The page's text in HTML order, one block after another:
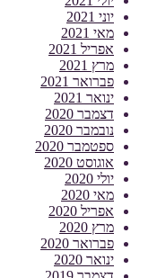
יוני 2021
מאי 2021
אפריל 2021
מרץ 2021
פברואר 2021
ינואר 2021
דצמבר 2020
נובמבר 2020
ספטמבר 2020
אוגוסט 2020
יולי 2020
מאי 2020
אפריל 2020
מרץ 2020
פברואר 2020
ינואר 2020